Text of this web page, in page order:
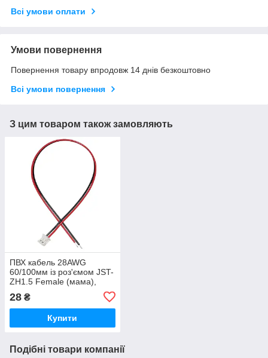
Всі умови оплати
Умови повернення
Повернення товару впродовж 14 днів безкоштовно
Всі умови повернення
З цим товаром також замовляють
ПВХ кабель 28AWG
60/100мм із роз'ємом JST-
ZH1.5 Female (мама),
28 ₴
Купити
Подібні товари компанії